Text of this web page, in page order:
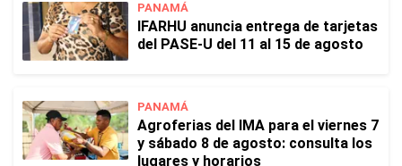
PANAMÁ
IFARHU anuncia entrega de tarjetas
del PASE-U del 11 al 15 de agosto
PANAMÁ
Agroferias del IMA para el viernes 7
y sábado 8 de agosto: consulta los
lugares y horarios